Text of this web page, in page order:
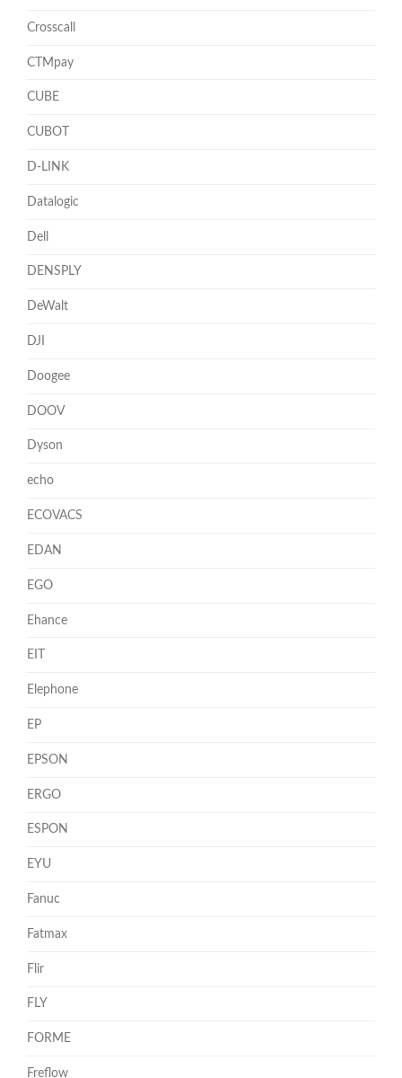
Crosscall
CTMpay
CUBE
CUBOT
D-LINK
Datalogic
Dell
DENSPLY
DeWalt
DJI
Doogee
DOOV
Dyson
echo
ECOVACS
EDAN
EGO
Ehance
EIT
Elephone
EP
EPSON
ERGO
ESPON
EYU
Fanuc
Fatmax
Flir
FLY
FORME
Freflow